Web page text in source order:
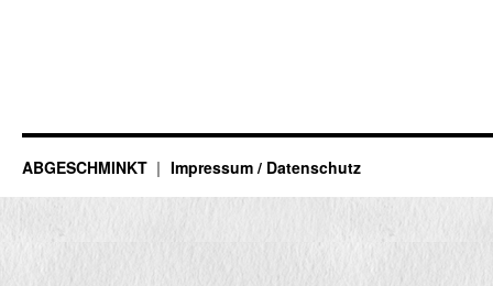
ABGESCHMINKT Impressum / Datenschutz